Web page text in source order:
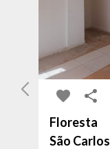
Floresta
São Carlos